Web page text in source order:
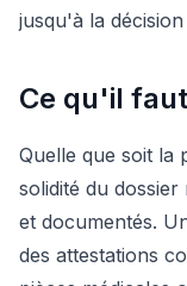
jusqu'à la
Ce qu'il
Quelle que soit la
solidité du
et documentés.
des attestations